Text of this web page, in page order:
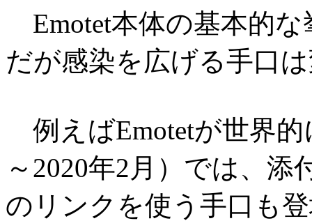
Emotet本体の基本的
だが感染を広げる手口
例えばEmotetが世界的
～2020年2月）では、
のリンクを使う手口も